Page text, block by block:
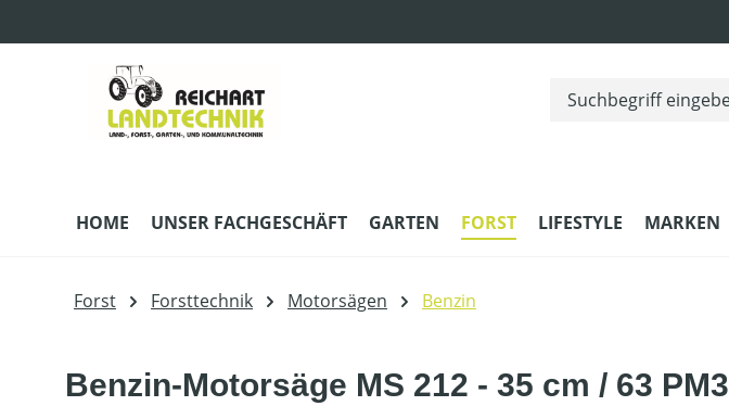
HOME UNSER FACHGESCHÄFT GARTEN FORST LIFESTYLE MARKEN
Forst Forsttechnik Motorsägen Benzin
Benzin-Motorsäge MS 212 - 35 cm / 63 PM3